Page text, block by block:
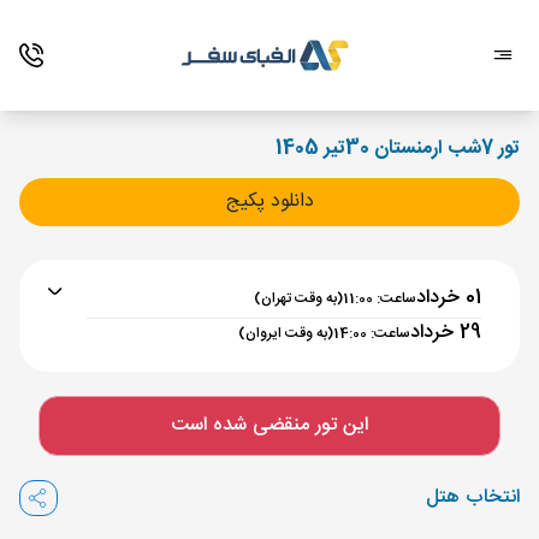
تور 7شب ارمنستان 30تیر 1405
دانلود پکیج
01 خرداد ساعت: 11:00 (به وقت تهران)
29 خرداد ساعت: 14:00 (به وقت ایروان)
تهران , فرودگاه بین‌المللی امام خمینی IKA
مدت پرواز :
ایروان ,
این تور منقضی شده است
انتخاب هتل